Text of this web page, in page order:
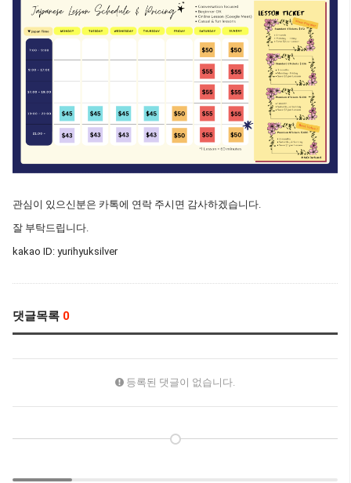
관심이 있으신분은 카톡에 연락 주시면 감사하겠습니다.
잘 부탁드립니다.
kakao ID: yurihyuksilver
댓글목록 0
등록된 댓글이 없습니다.